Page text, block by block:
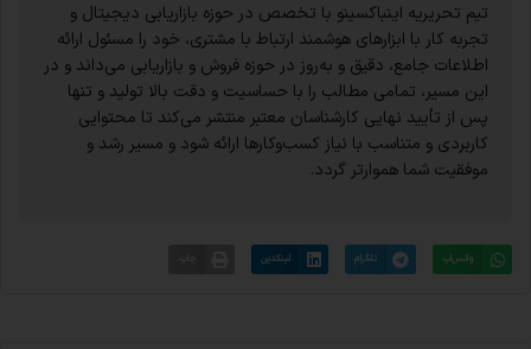
تیم تحریریه اینباکسینو با تخصص در حوزه بازاریابی دیجیتال و
تجربه کار با ابزارهای هوشمند ارتباط با مشتری، خود را مسئول ارائه
اطلاعات جامع، دقیق و به‌روز در حوزه فروش و بازاریابی می‌داند و در
این مسیر، تمامی مطالب را با حساسیت و دقت بالا تولید و تنها
پس از تأیید نهایی کارشناسان معتبر منتشر می‌کند تا محتوایی
کاربردی و متناسب با نیاز کسب‌وکارها ارائه شود و مسیر رشد و
موفقیت شما هموارتر گردد.
واتس‌اپ تلگرام لینکدین